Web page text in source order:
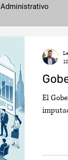
Administrativo
El